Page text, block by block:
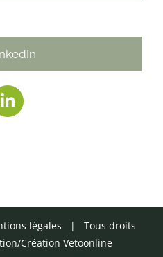
légales | Tous droits
Création Vetoonline